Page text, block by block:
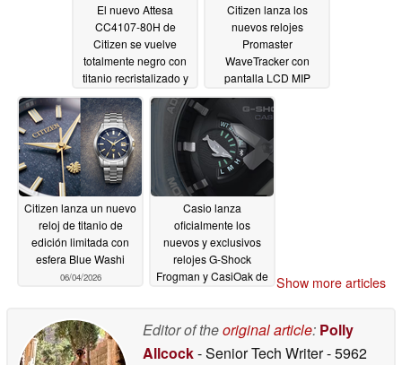
El nuevo Attesa
CC4107-80H de
Citizen se vuelve
totalmente negro con
titanio recristalizado y
GPS de ondas por
satélite06/10/2026
Citizen lanza los
nuevos relojes
Promaster
WaveTracker con
pantalla LCD MIP
06/05/2026
Citizen lanza un nuevo
reloj de titanio de
edición limitada con
esfera Blue Washi
06/04/2026
Casio lanza
oficialmente los
nuevos y exclusivos
relojes G-Shock
Frogman y CasiOak de Show more articles
Editor of theoriginal article: Polly
Allcock- Senior Tech Writer- 5962